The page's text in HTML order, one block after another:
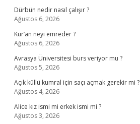
Dürbün nedir nasıl çalışır ?
Ağustos 6, 2026
Kur’an neyi emreder ?
Ağustos 6, 2026
Avrasya Üniversitesi burs veriyor mu ?
Ağustos 5, 2026
Açık küllü kumral için saçı açmak gerekir mi ?
Ağustos 4, 2026
Alice kız ismi mi erkek ismi mi ?
Ağustos 3, 2026